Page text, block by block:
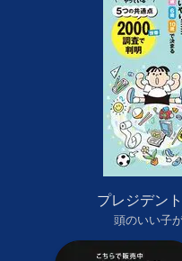
プレジデン
頭のいい子